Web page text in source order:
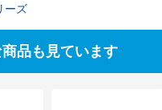
ーズ
品も見ています